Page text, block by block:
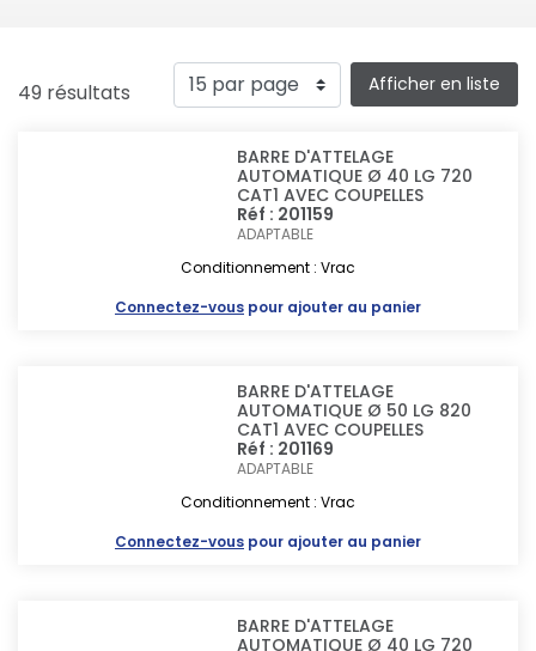
49 résultats Afficher en liste
BARRE D'ATTELAGE
AUTOMATIQUE Ø 40 LG 720
CAT1 AVEC COUPELLES
Réf : 201159
ADAPTABLE
Conditionnement : Vrac
Connectez-vous pour ajouter au panier
BARRE D'ATTELAGE
AUTOMATIQUE Ø 50 LG 820
CAT1 AVEC COUPELLES
Réf : 201169
ADAPTABLE
Conditionnement : Vrac
Connectez-vous pour ajouter au panier
BARRE D'ATTELAGE
AUTOMATIQUE Ø 40 LG 720